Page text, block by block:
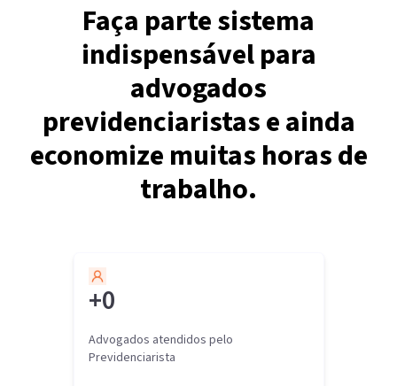
Faça parte sistema
indispensável para
advogados
previdenciaristas e ainda
economize muitas horas de
trabalho.
+0
Advogados atendidos pelo
Previdenciarista